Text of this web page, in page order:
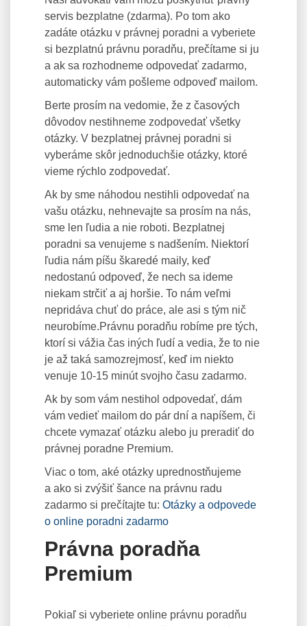
servis bezplatne (zdarma). Po tom ako
zadáte otázku v právnej poradni a vyberiete
si bezplatnú právnu poradňu, prečítame si ju
a ak sa rozhodneme odpovedať zadarmo,
automaticky vám pošleme odpoveď mailom.
Berte prosím na vedomie, že z časových
dôvodov nestihneme zodpovedať všetky
otázky. V bezplatnej právnej poradni si
vyberáme skôr jednoduchšie otázky, ktoré
vieme rýchlo zodpovedať.
Ak by sme náhodou nestihli odpovedať na
vašu otázku, nehnevajte sa prosím na nás,
sme len ľudia a nie roboti. Bezplatnej
poradni sa venujeme s nadšením. Niektorí
ľudia nám píšu škaredé maily, keď
nedostanú odpoveď, že nech sa ideme
niekam strčiť a aj horšie. To nám veľmi
nepridáva chuť do práce, ale asi s tým nič
neurobíme.Právnu poradňu robíme pre tých,
ktorí si vážia čas iných ľudí a vedia, že to nie
je až taká samozrejmosť, keď im niekto
venuje 10-15 minút svojho času zadarmo.
Ak by som vám nestihol odpovedať, dám
vám vedieť mailom do pár dní a napíšem, či
chcete vymazať otázku alebo ju preradiť do
právnej poradne Premium.
Viac o tom, aké otázky uprednostňujeme
a ako si zvýšiť šance na právnu radu
zadarmo si prečítajte tu: Otázky a odpovede
o online poradni zadarmo
Právna poradňa
Premium
Pokiaľ si vyberiete online právnu poradňu